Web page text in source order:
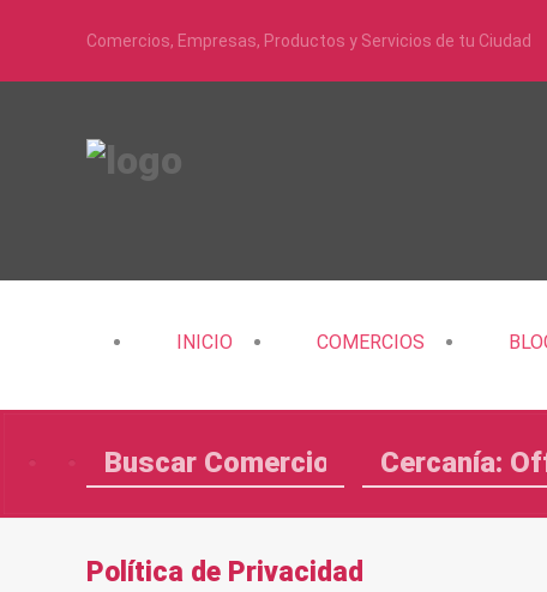
Comercios, Empresas, Productos y Servicios de tu Ciudad
INICIO COMERCIOS
Cercanía:
Política de Privacidad